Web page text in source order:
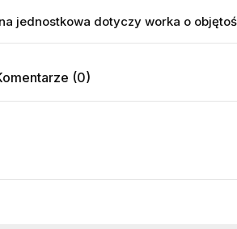
jednostkowa dotyczy worka o
(0)